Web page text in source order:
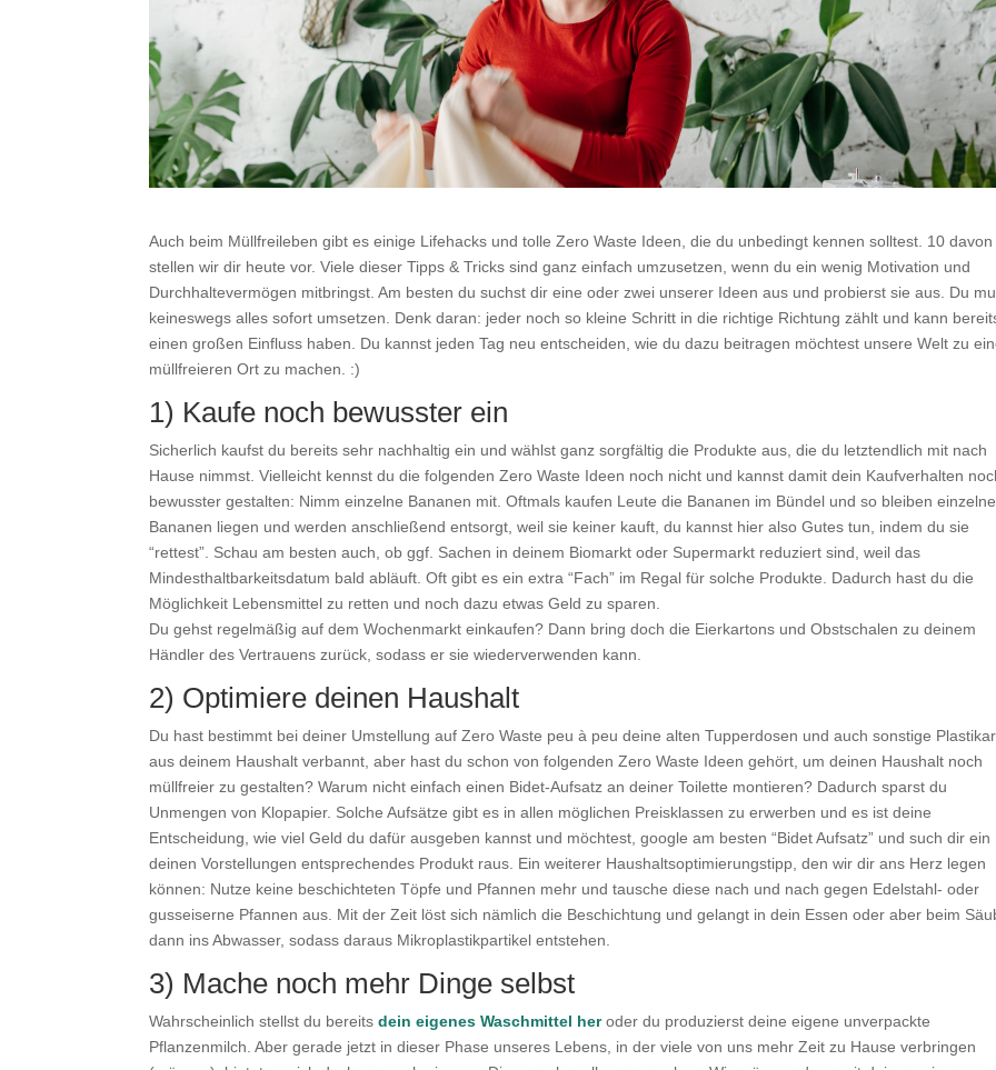
Auch beim Müllfreileben gibt es einige Lifehacks und tolle Zero Waste Ideen, die du unbedingt kennen solltest. 10 davon
stellen wir dir heute vor. Viele dieser Tipps & Tricks sind ganz einfach umzusetzen, wenn du ein wenig Motivation und
Durchhaltevermögen mitbringst. Am besten du suchst dir eine oder zwei unserer Ideen aus und probierst sie aus. Du
keineswegs alles sofort umsetzen. Denk daran: jeder noch so kleine Schritt in die richtige Richtung zählt und kann
einen großen Einfluss haben. Du kannst jeden Tag neu entscheiden, wie du dazu beitragen möchtest unsere Welt zu
müllfreieren Ort zu machen. :)
1) Kaufe noch bewusster ein
Sicherlich kaufst du bereits sehr nachhaltig ein und wählst ganz sorgfältig die Produkte aus, die du letztendlich mit nach
Hause nimmst. Vielleicht kennst du die folgenden Zero Waste Ideen noch nicht und kannst damit dein Kaufverhalten
bewusster gestalten: Nimm einzelne Bananen mit. Oftmals kaufen Leute die Bananen im Bündel und so bleiben einzelne
Bananen liegen und werden anschließend entsorgt, weil sie keiner kauft, du kannst hier also Gutes tun, indem du sie
“rettest”. Schau am besten auch, ob ggf. Sachen in deinem Biomarkt oder Supermarkt reduziert sind, weil das
Mindesthaltbarkeitsdatum bald abläuft. Oft gibt es ein extra “Fach” im Regal für solche Produkte. Dadurch hast du die
Möglichkeit Lebensmittel zu retten und noch dazu etwas Geld zu sparen.
Du gehst regelmäßig auf dem Wochenmarkt einkaufen? Dann bring doch die Eierkartons und Obstschalen zu deinem
Händler des Vertrauens zurück, sodass er sie wiederverwenden kann.
2) Optimiere deinen Haushalt
Du hast bestimmt bei deiner Umstellung auf Zero Waste peu à peu deine alten Tupperdosen und auch sonstige
aus deinem Haushalt verbannt, aber hast du schon von folgenden Zero Waste Ideen gehört, um deinen Haushalt noch
müllfreier zu gestalten? Warum nicht einfach einen Bidet-Aufsatz an deiner Toilette montieren? Dadurch sparst du
Unmengen von Klopapier. Solche Aufsätze gibt es in allen möglichen Preisklassen zu erwerben und es ist deine
Entscheidung, wie viel Geld du dafür ausgeben kannst und möchtest, google am besten “Bidet Aufsatz” und such dir ein
deinen Vorstellungen entsprechendes Produkt raus. Ein weiterer Haushaltsoptimierungstipp, den wir dir ans Herz legen
können: Nutze keine beschichteten Töpfe und Pfannen mehr und tausche diese nach und nach gegen Edelstahl- oder
gusseiserne Pfannen aus. Mit der Zeit löst sich nämlich die Beschichtung und gelangt in dein Essen oder aber beim
dann ins Abwasser, sodass daraus Mikroplastikpartikel entstehen.
3) Mache noch mehr Dinge selbst
Wahrscheinlich stellst du bereitsdein eigenes Waschmittel heroder du produzierst deine eigene unverpackte
Pflanzenmilch. Aber gerade jetzt in dieser Phase unseres Lebens, in der viele von uns mehr Zeit zu Hause verbringen